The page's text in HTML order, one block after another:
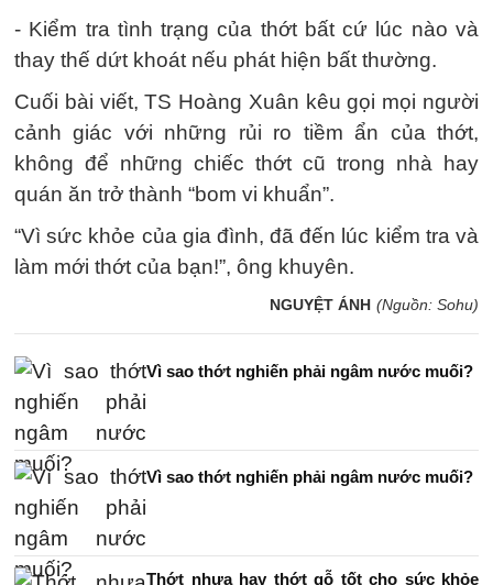
- Kiểm tra tình trạng của thớt bất cứ lúc nào và
thay thế dứt khoát nếu phát hiện bất thường.
Cuối bài viết, TS Hoàng Xuân kêu gọi mọi người
cảnh giác với những rủi ro tiềm ẩn của thớt,
không để những chiếc thớt cũ trong nhà hay
quán ăn trở thành “bom vi khuẩn”.
“Vì sức khỏe của gia đình, đã đến lúc kiểm tra và
làm mới thớt của bạn!”, ông khuyên.
NGUYỆT ÁNH (Nguồn: Sohu)
Vì sao thớt nghiến phải ngâm nước muối?
Vì sao thớt nghiến phải ngâm nước muối?
Thớt nhựa hay thớt gỗ tốt cho sức khỏe